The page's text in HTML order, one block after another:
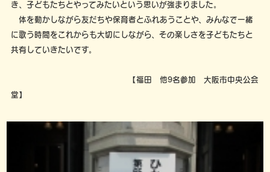
き、子どもたちとやってみたいという思いが強まりました。
体を動かしながら友だちや保育者とふれあうことや、みんなで一緒
に歌う時間をこれからも大切にしながら、その楽しさを子どもたちと
共有していきたいです。
【福田 他9名参加 大阪市中央公会
堂】